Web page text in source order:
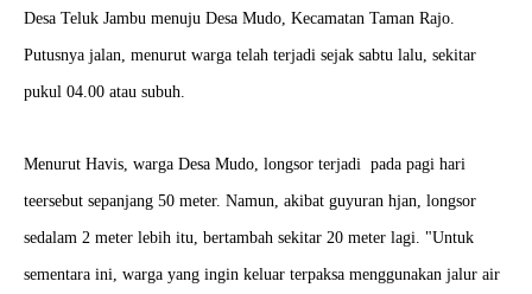
Desa Teluk Jambu menuju Desa Mudo, Kecamatan Taman Rajo.
Putusnya jalan, menurut warga telah terjadi sejak sabtu lalu, sekitar
pukul 04.00 atau subuh.
Menurut Havis, warga Desa Mudo, longsor terjadi pada pagi hari
teersebut sepanjang 50 meter. Namun, akibat guyuran hjan, longsor
sedalam 2 meter lebih itu, bertambah sekitar 20 meter lagi. "Untuk
sementara ini, warga yang ingin keluar terpaksa menggunakan jalur air